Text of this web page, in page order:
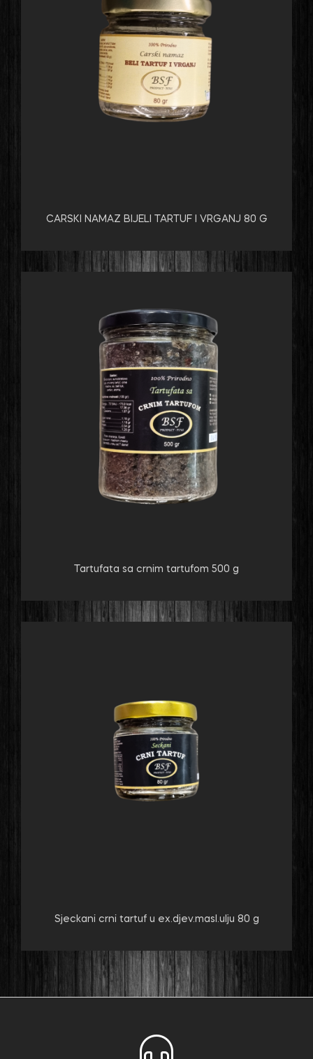
CARSKI NAMAZ BIJELI TARTUF I VRGANJ 80 G
Tartufata sa crnim tartufom 500 g
Sjeckani crni tartuf u ex.djev.masl.ulju 80 g